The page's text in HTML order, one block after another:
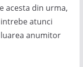
acesta din urma,
atunci
anumitor